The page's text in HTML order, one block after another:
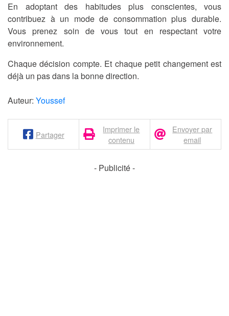
En adoptant des habitudes plus conscientes, vous
contribuez à un mode de consommation plus durable.
Vous prenez soin de vous tout en respectant votre
environnement.
Chaque décision compte. Et chaque petit changement est
déjà un pas dans la bonne direction.
Auteur: Youssef
Partager
Imprimer le
contenu
Envoyer par
email
- Publicité -